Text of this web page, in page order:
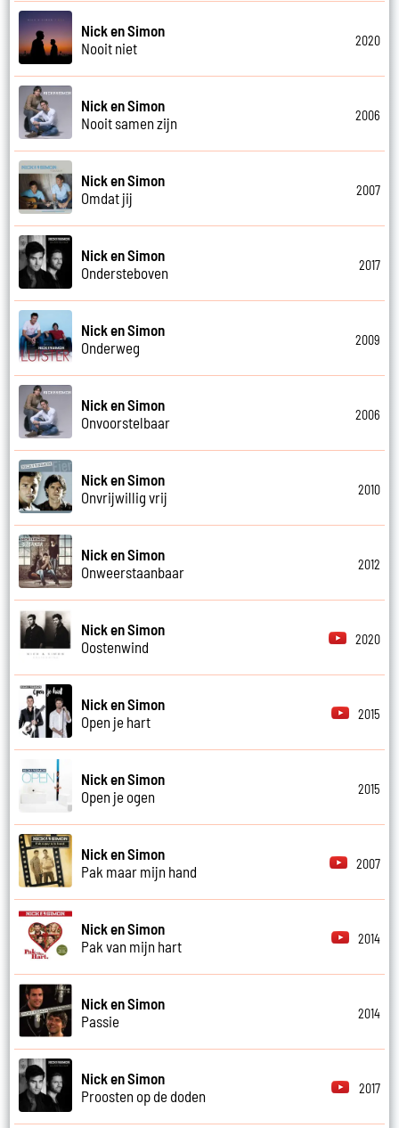
Nick en Simon
Nooit niet
2020
Nick en Simon
Nooit samen zijn
2006
Nick en Simon
Omdat jij
2007
Nick en Simon
Ondersteboven
2017
Nick en Simon
Onderweg
2009
Nick en Simon
Onvoorstelbaar
2006
Nick en Simon
Onvrijwillig vrij
2010
Nick en Simon
Onweerstaanbaar
2012
Nick en Simon
Oostenwind
2020
Nick en Simon
Open je hart
2015
Nick en Simon
Open je ogen
2015
Nick en Simon
Pak maar mijn hand
2007
Nick en Simon
Pak van mijn hart
2014
Nick en Simon
Passie
2014
Nick en Simon
Proosten op de doden
2017